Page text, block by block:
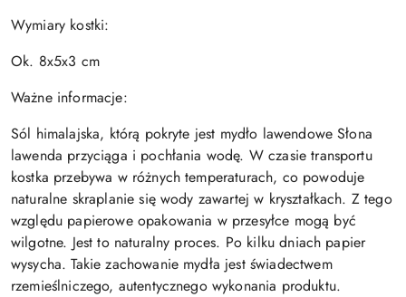
Wymiary kostki:
Ok. 8x5x3 cm
Ważne informacje:
Sól himalajska, którą pokryte jest mydło lawendowe Słona
lawenda przyciąga i pochłania wodę. W czasie transportu
kostka przebywa w różnych temperaturach, co powoduje
naturalne skraplanie się wody zawartej w kryształkach. Z tego
względu papierowe opakowania w przesyłce mogą być
wilgotne. Jest to naturalny proces. Po kilku dniach papier
wysycha. Takie zachowanie mydła jest świadectwem
rzemieślniczego, autentycznego wykonania produktu.